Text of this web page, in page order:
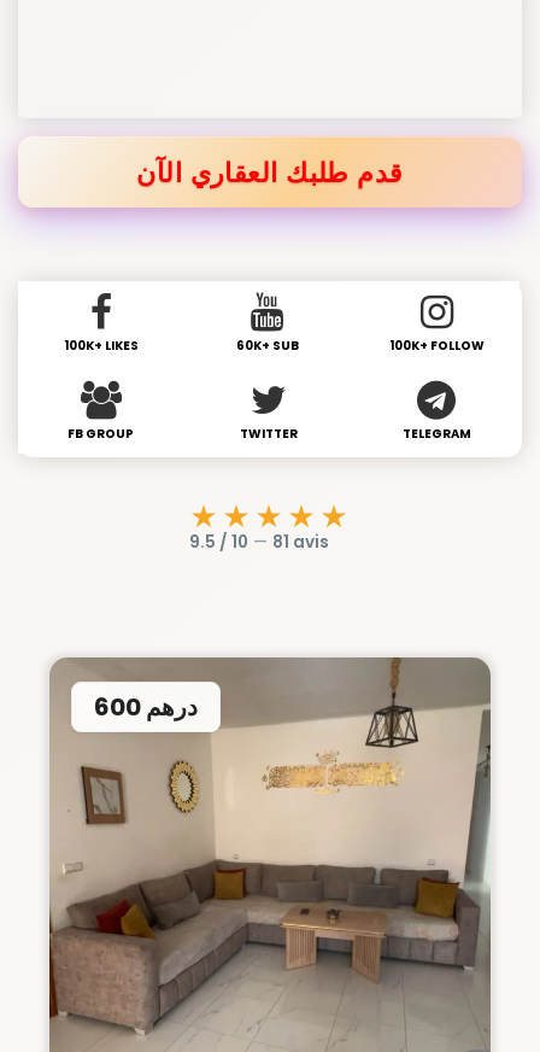
قدم طلبك العقاري الآن
100K+ LIKES 60K+ SUB 100K+ FOLLOW
FB GROUP TWITTER TELEGRAM
★★★★★
9.5 / 10 — 81 avis
600 درهم